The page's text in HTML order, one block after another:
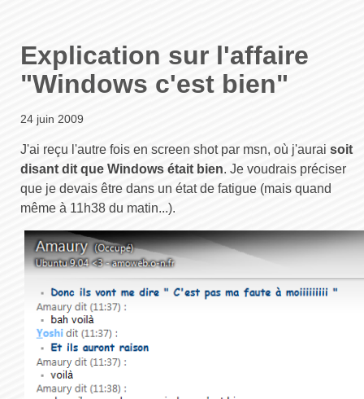
Explication sur l'affaire
"Windows c'est bien"
24 juin 2009
J'ai reçu l'autre fois en screen shot par msn, où j'aurai soit
disant dit que Windows était bien. Je voudrais préciser
que je devais être dans un état de fatigue (mais quand
même à 11h38 du matin...).